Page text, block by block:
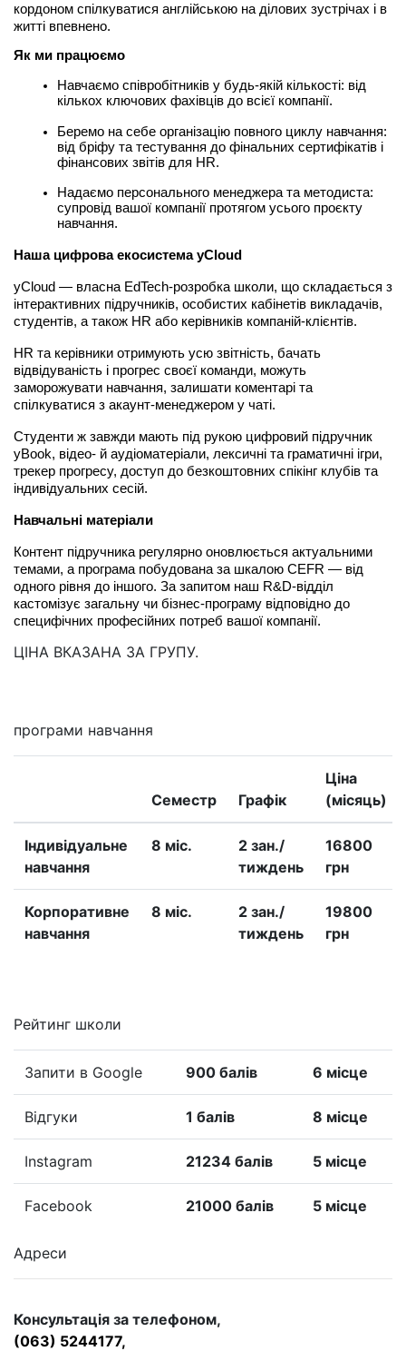
кордоном спілкуватися англійською на ділових зустрічах і в
житті впевнено.
Як ми працюємо
Навчаємо співробітників у будь-якій кількості: від
кількох ключових фахівців до всієї компанії.
Беремо на себе організацію повного циклу навчання:
від бріфу та тестування до фінальних сертифікатів і
фінансових звітів для HR.
Надаємо персонального менеджера та методиста:
супровід вашої компанії протягом усього проєкту
навчання.
Наша цифрова екосистема yCloud
yCloud — власна EdTech-розробка школи, що складається з
інтерактивних підручників, особистих кабінетів викладачів,
студентів, а також HR або керівників компаній-клієнтів.
HR та керівники отримують усю звітність, бачать
відвідуваність і прогрес своєї команди, можуть
заморожувати навчання, залишати коментарі та
спілкуватися з акаунт-менеджером у чаті.
Студенти ж завжди мають під рукою цифровий підручник
yBook, відео- й аудіоматеріали, лексичні та граматичні ігри,
трекер прогресу, доступ до безкоштовних спікінг клубів та
індивідуальних сесій.
Навчальні матеріали
Контент підручника регулярно оновлюється актуальними
темами, а програма побудована за шкалою CEFR — від
одного рівня до іншого. За запитом наш R&D-відділ
кастомізує загальну чи бізнес-програму відповідно до
специфічних професійних потреб вашої компанії.
ЦІНА ВКАЗАНА ЗА ГРУПУ.
програми навчання
Семестр Графік
Ціна
(місяць)
Iндивідуальне
навчання
8 міс.
2 зан./
тиждень
16800
грн
Корпоративне
навчання
8 міс.
2 зан./
тиждень
19800
грн
Рейтинг школи
Запити в Google 900 балів 6 місце
Відгуки 1 балів 8 місце
Instagram 21234 балів 5 місце
Facebook 21000 балів 5 місце
Адреси
Консультація за телефоном,
(063) 5244177,